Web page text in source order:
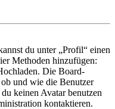
du unter „Profil“ einen
Methoden hinzufügen:
Die Board-
und wie die Benutzer
keinen Avatar benutzen
kontaktieren.